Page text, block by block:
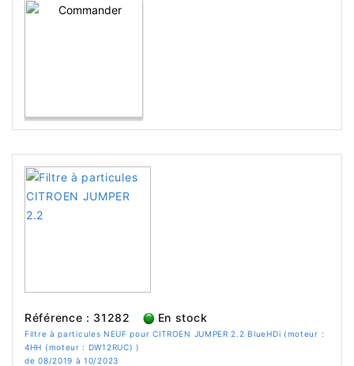
Référence : 31282 En stock
Filtre à particules NEUF pour CITROEN JUMPER 2.2 BlueHDi (moteur :
4HH (moteur : DW12RUC) )
de 08/2019 à 10/2023